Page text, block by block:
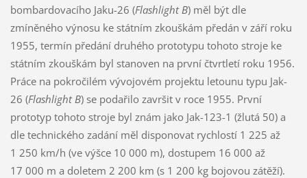
bombardovacího Jaku-26 (Flashlight B) měl být dle
zmíněného výnosu ke státním zkouškám předán v září roku
1955, termín předání druhého prototypu tohoto stroje ke
státním zkouškám byl stanoven na první čtvrtletí roku 1956.
Práce na pokročilém vývojovém projektu letounu typu Jak-
26 (Flashlight B) se podařilo završit v roce 1955. První
prototyp tohoto stroje byl znám jako Jak-123-1 (žlutá 50) a
dle technického zadání měl disponovat rychlostí 1 225 až
1 250 km/h (ve výšce 10 000 m), dostupem 16 000 až
17 000 m a doletem 2 200 km (s 1 200 kg bojovou zátěží).